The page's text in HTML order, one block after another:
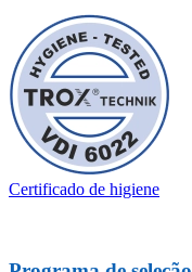
Certificado de higiene